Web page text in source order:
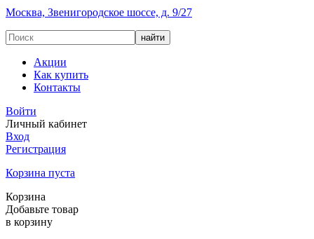
Москва, Звенигородское шоссе, д. 9/27
Акции
Как купить
Контакты
Войти
Личный кабинет
Вход
Регистрация
Корзина пуста
Корзина
Добавьте товар
в корзину